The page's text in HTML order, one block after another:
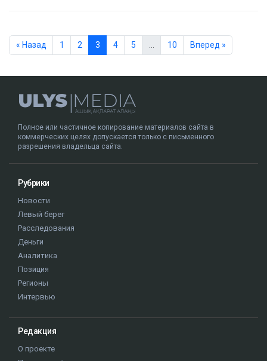
« Назад 1 2 3 4 5 … 10 Вперед »
Полное или частичное копирование материалов сайта в
коммерческих целях допускается только с письменного
разрешения владельца сайта.
Рубрики
Новости
Левый берег
Расследования
Деньги
Аналитика
Позиция
Регионы
Интервью
Редакция
О проекте